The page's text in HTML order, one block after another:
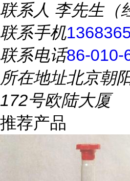
联系人 李先生（
联系手机
联系电话86-010-
所在地址北京朝
172号欧陆大厦
推荐产品